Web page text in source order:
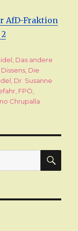
AfD-Fraktion
, Das andere
, Die
, Dr. Susanne
, FPÖ,
Chrupalla